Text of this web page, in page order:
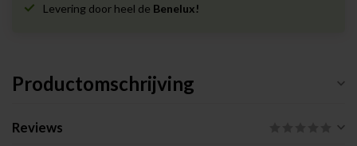
Levering door heel de Benelux!
Productomschrijving
Reviews